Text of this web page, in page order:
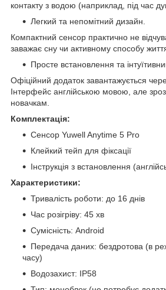
контакту з водою (наприклад, під час
Легкий та непомітний дизайн.
Компактний сенсор практично не
заважає сну чи активному способу
Просте встановлення та
Офіційний додаток завантажується
Інтерфейс англійською мовою, але
новачкам.
Комплектація:
Сенсор Yuwell Anytime 5 Pro
Клейкий тейп для фіксації
Інструкція з встановлення
Характеристики:
Тривалість роботи: до 16 днів
Час розігріву: 45 хв
Сумісність: Android
Передача даних: бездротова (в
часу)
Водозахист: IP58